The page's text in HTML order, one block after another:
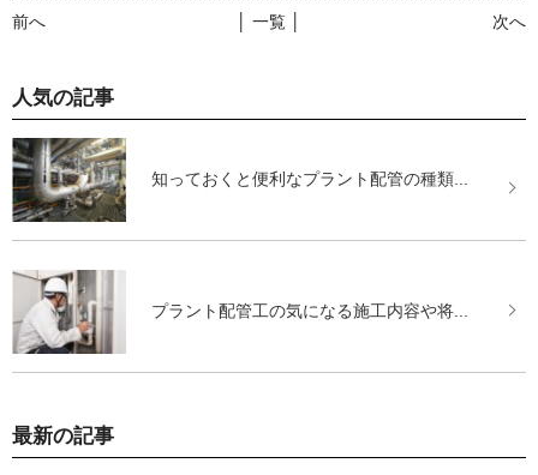
前へ 次へ
│ 一覧 │
人気の記事
知っておくと便利なプラント配管の種類...
プラント配管工の気になる施工内容や将...
最新の記事